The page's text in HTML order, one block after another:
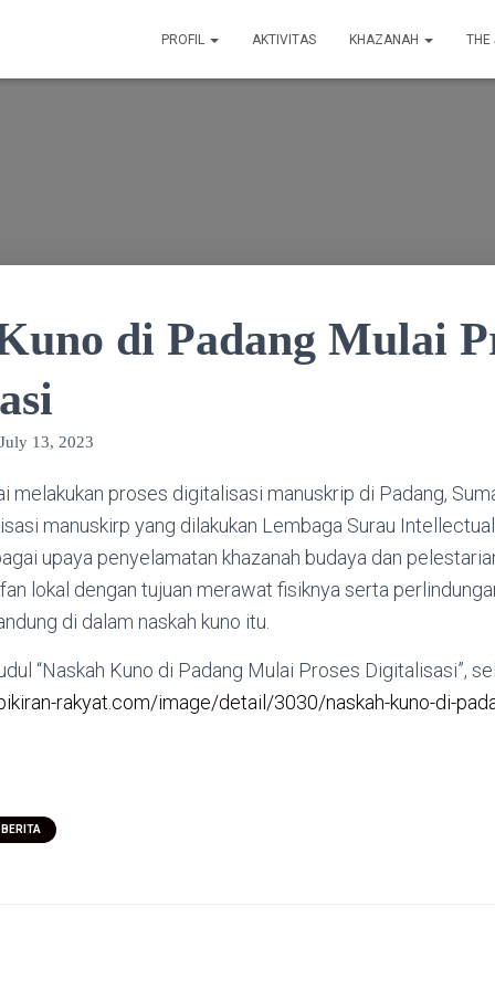
PROFIL AKTIVITAS KHAZANAH THE
di Padang Mulai
July 13, 2023
melakukan proses digitalisasi manuskrip di Padang,
manuskirp yang dilakukan Lembaga Surau
upaya penyelamatan khazanah budaya dan
lokal dengan tujuan merawat fisiknya serta
di dalam naskah kuno itu.
“Naskah Kuno di Padang Mulai Proses Digitalisasi”,
rakyat.com/image/detail/3030/naskah-kuno-di-